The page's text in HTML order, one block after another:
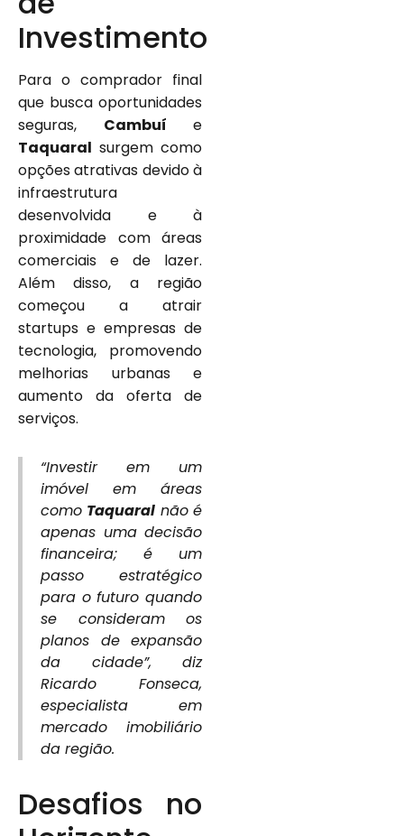
Investimento
Para o comprador final
que busca oportunidades
seguras, Cambuí e
Taquaral surgem como
opções atrativas devido à
infraestrutura
desenvolvida e à
proximidade com áreas
comerciais e de lazer.
Além disso, a região
começou a atrair
startups e empresas de
tecnologia, promovendo
melhorias urbanas e
aumento da oferta de
serviços.
“Investir em um
imóvel em áreas
como Taquaral não é
apenas uma decisão
financeira; é um
passo estratégico
para o futuro quando
se consideram os
planos de expansão
da cidade”, diz
Ricardo Fonseca,
especialista em
mercado imobiliário
da região.
Desafios no